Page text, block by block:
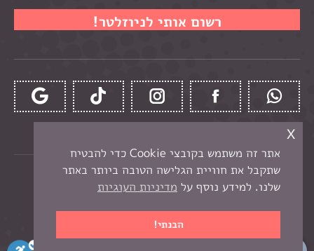
כל הזכויות שמורות לקרן -חנות יצירה בנתניה
תפריט תחתון
בניית אתר מכירות
אתר זה משתמש בקובצי Cookie כדי להבטיח
שתקבל את חוויית הגלישה הטובה ביותר באתר
שלנו. למידע נוסף על מדיניות העוגיות
הבנתי!
x